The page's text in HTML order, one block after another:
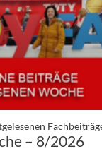
– 8/2026